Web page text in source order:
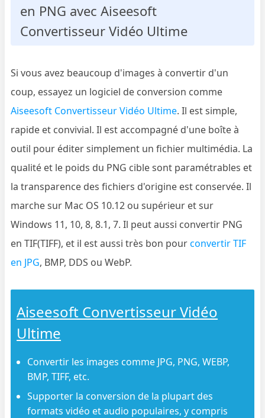
en PNG avec Aiseesoft
Convertisseur Vidéo Ultime
Si vous avez beaucoup d'images à convertir d'un
coup, essayez un logiciel de conversion comme
Aiseesoft Convertisseur Vidéo Ultime. Il est simple,
rapide et convivial. Il est accompagné d'une boîte à
outil pour éditer simplement un fichier multimédia. La
qualité et le poids du PNG cible sont paramétrables et
la transparence des fichiers d'origine est conservée. Il
marche sur Mac OS 10.12 ou supérieur et sur
Windows 11, 10, 8, 8.1, 7. Il peut aussi convertir PNG
en TIF(TIFF), et il est aussi très bon pourconvertir TIF
en JPG, BMP, DDS ou WebP.
Aiseesoft Convertisseur Vidéo
Ultime
Convertir les images comme JPG, PNG, WEBP,
BMP, TIFF, etc.
Supporter la conversion de la plupart des
formats vidéo et audio populaires, y compris